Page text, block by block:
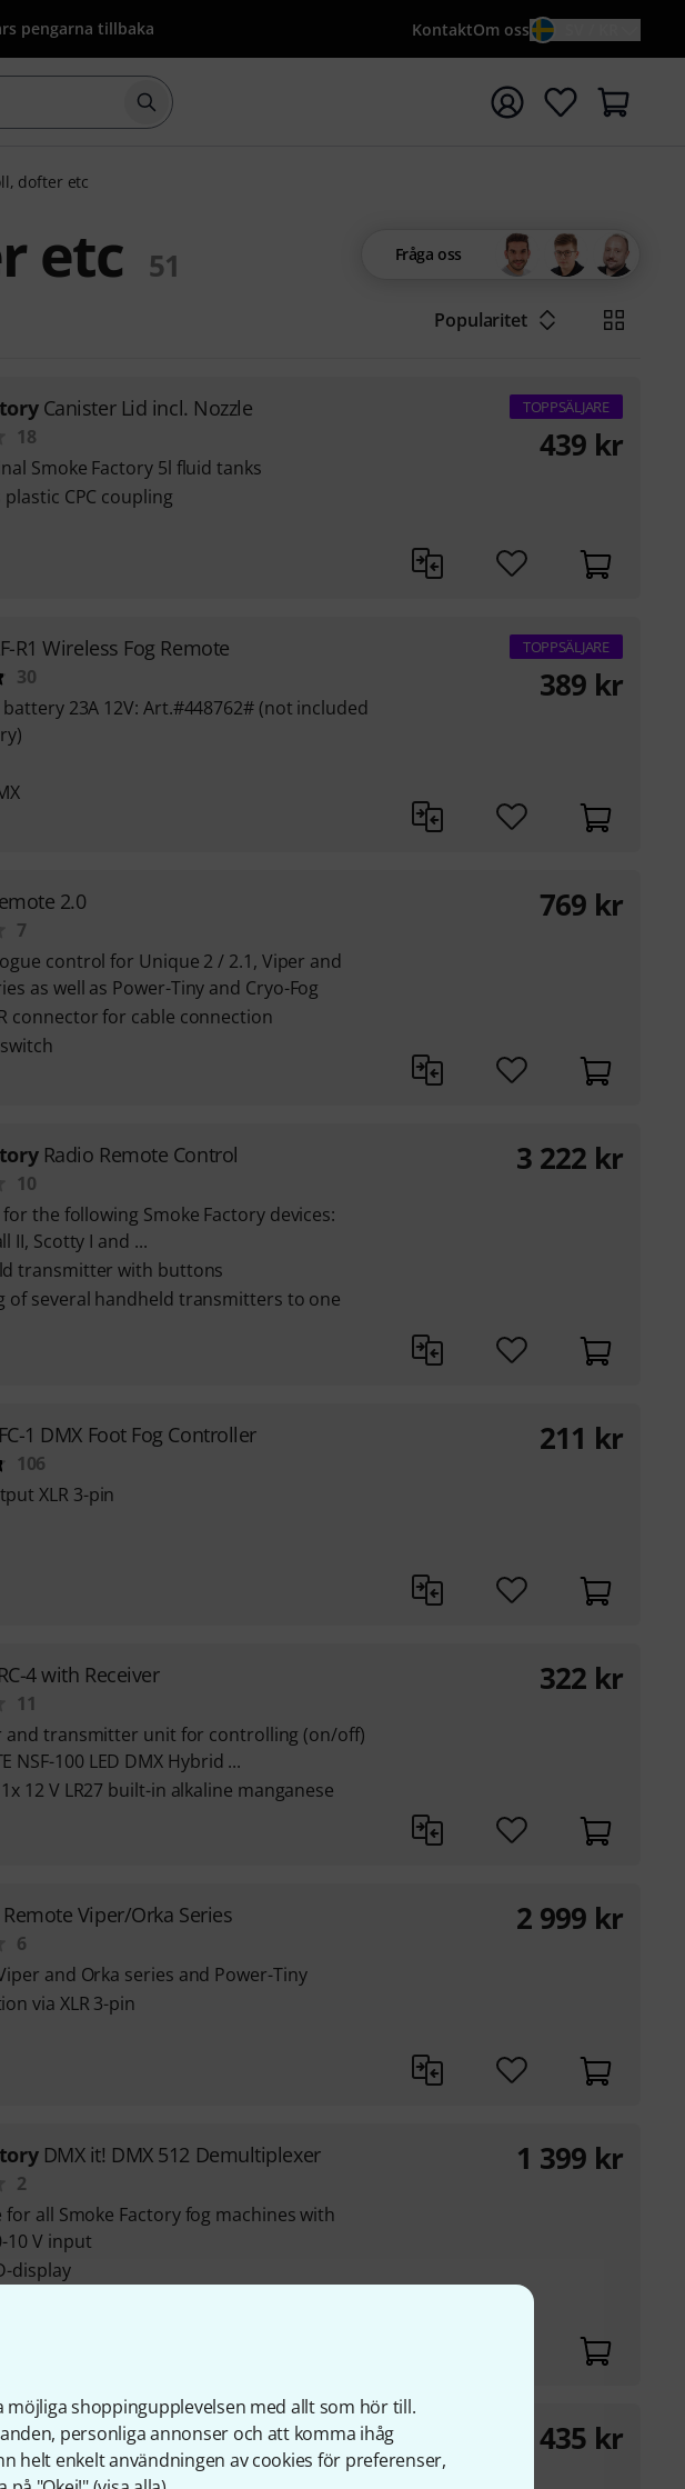
möjliga shoppingupplevelsen med allt som hör till.
personliga annonser och att komma ihåg
helt enkelt användningen av cookies för preferenser,
pengarna tillbaka KontaktOm oss
Börja sökningen med söktermen {searchTerm}
dofter etc
etc 51 Fråga oss
Popularitet
Canister Lid incl. Nozzle
18
Smoke Factory 5l fluid tanks
plastic CPC coupling
TOPPSÄLJARE
439 kr
R1 Wireless Fog Remote
30
23A 12V: Art.#448762# (not included
TOPPSÄLJARE
389 kr
2.0
7
control for Unique 2 / 2.1, Viper and
as well as Power-Tiny and Cryo-Fog
connector for cable connection
769 kr
Radio Remote Control
10
the following Smoke Factory devices:
II, Scotty I and ...
transmitter with buttons
of several handheld transmitters to one
3 222 kr
1 DMX Foot Fog Controller
106
XLR 3-pin
211 kr
4 with Receiver
11
and transmitter unit for controlling (on/off)
NSF-100 LED DMX Hybrid ...
12 V LR27 built-in alkaline manganese
322 kr
Remote Viper/Orka Series
6
and Orka series and Power-Tiny
via XLR 3-pin
2 999 kr
DMX it! DMX 512 Demultiplexer
2
for all Smoke Factory fog machines with
10 V input
display
1 399 kr
Cap
1
435 kr